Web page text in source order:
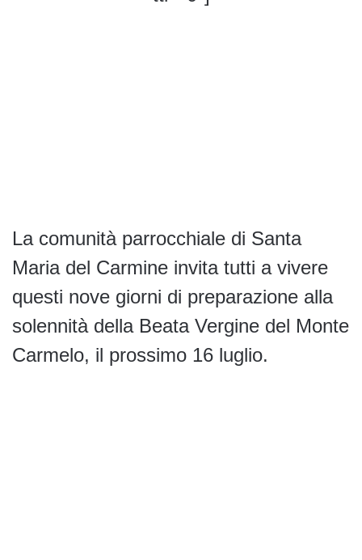
La comunità parrocchiale di Santa
Maria del Carmine invita tutti a vivere
questi nove giorni di preparazione alla
solennità della Beata Vergine del Monte
Carmelo, il prossimo 16 luglio.